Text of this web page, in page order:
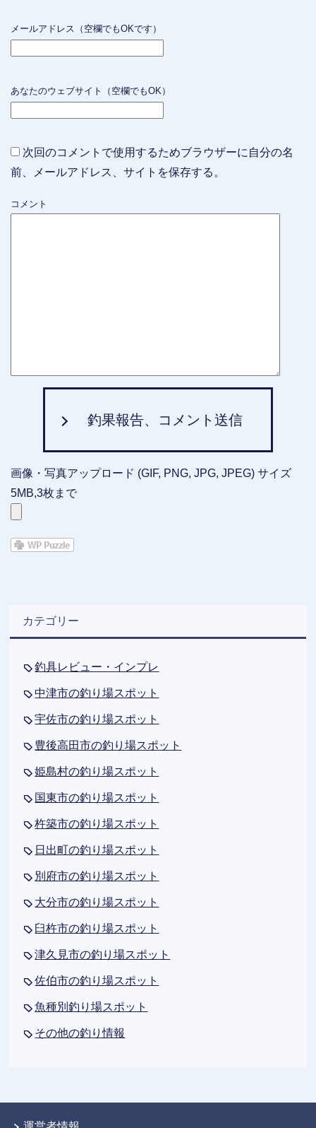
メールアドレス（空欄でもOKです）
あなたのウェブサイト（空欄でもOK）
次回のコメントで使用するためブラウザーに自分の名
前、メールアドレス、サイトを保存する。
コメント
釣果報告、コメント送信
画像・写真アップロード (GIF, PNG, JPG, JPEG) サイズ
5MB,3枚まで
カテゴリー
釣具レビュー・インプレ
中津市の釣り場スポット
宇佐市の釣り場スポット
豊後高田市の釣り場スポット
姫島村の釣り場スポット
国東市の釣り場スポット
杵築市の釣り場スポット
日出町の釣り場スポット
別府市の釣り場スポット
大分市の釣り場スポット
臼杵市の釣り場スポット
津久見市の釣り場スポット
佐伯市の釣り場スポット
魚種別釣り場スポット
その他の釣り情報